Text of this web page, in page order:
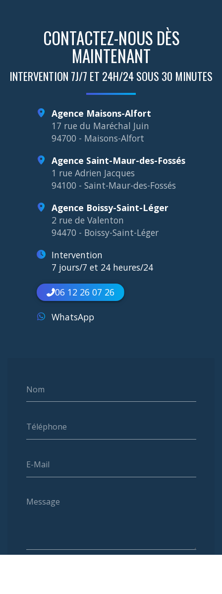
CONTACTEZ-NOUS DÈS
MAINTENANT
INTERVENTION 7J/7 ET 24H/24 SOUS 30 MINUTES
Nom
Téléphone
E-Mail
Message
Agence Maisons-Alfort
17 rue du Maréchal Juin
94700 - Maisons-Alfort
Agence Saint-Maur-des-Fossés
1 rue Adrien Jacques
94100 - Saint-Maur-des-Fossés
Agence Boissy-Saint-Léger
2 rue de Valenton
94470 - Boissy-Saint-Léger
Intervention
7 jours/7 et 24 heures/24
06 12 26 07 26
WhatsApp